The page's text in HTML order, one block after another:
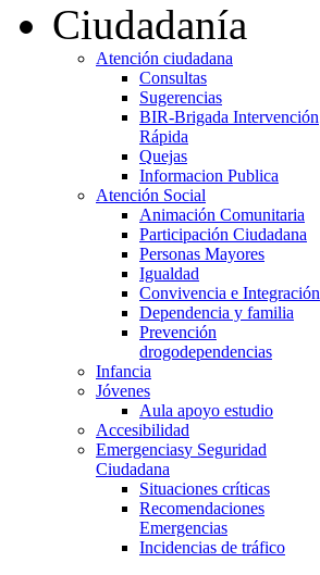
Ciudadanía
Atención ciudadana
Consultas
Sugerencias
BIR-Brigada Intervención
Rápida
Quejas
Informacion Publica
Atención Social
Animación Comunitaria
Participación Ciudadana
Personas Mayores
Igualdad
Convivencia e Integración
Dependencia y familia
Prevención
drogodependencias
Infancia
Jóvenes
Aula apoyo estudio
Accesibilidad
Emergenciasy Seguridad
Ciudadana
Situaciones críticas
Recomendaciones
Emergencias
Incidencias de tráfico